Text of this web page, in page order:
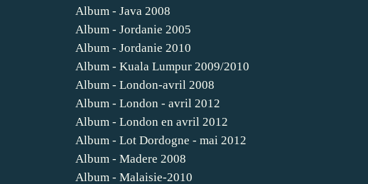
Album - Java 2008
Album - Jordanie 2005
Album - Jordanie 2010
Album - Kuala Lumpur 2009/2010
Album - London-avril 2008
Album - London - avril 2012
Album - London en avril 2012
Album - Lot Dordogne - mai 2012
Album - Madere 2008
Album - Malaisie-2010